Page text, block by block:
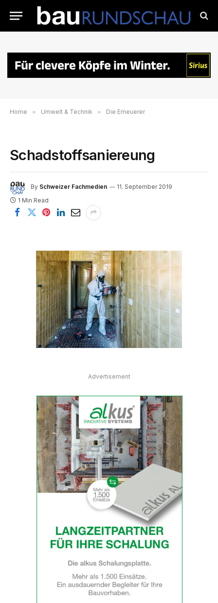
Home » Umwelt & Technik » Die Erneuerer
Schadstoffsaniereung
By Schweizer Fachmedien
11. September 2019
1 Min Read
Advertisement